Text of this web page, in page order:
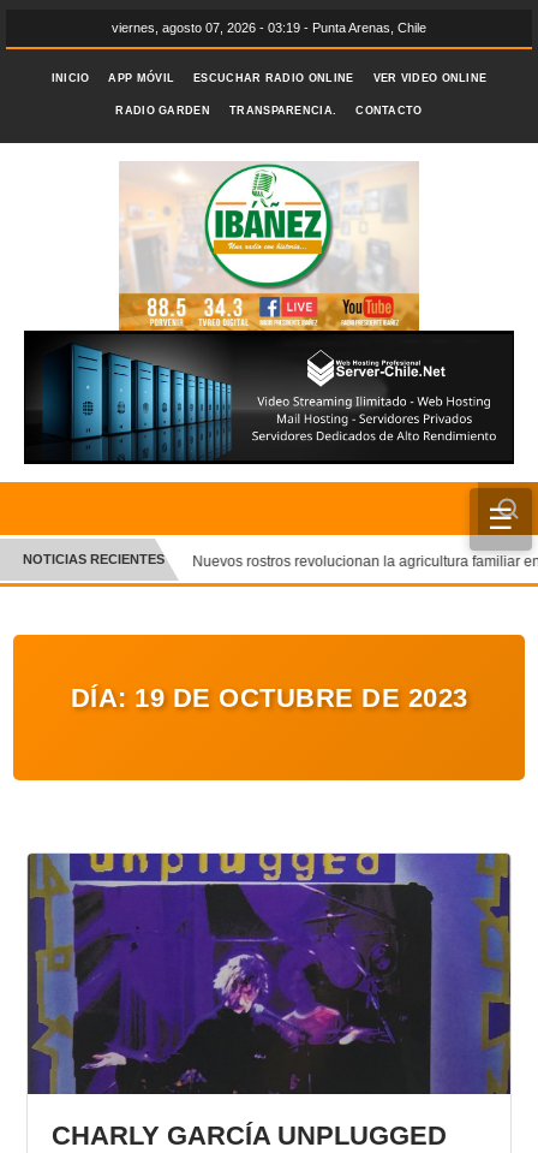
viernes, agosto 07, 2026 - 03:19 - Punta Arenas, Chile
INICIO APP MÓVIL ESCUCHAR RADIO ONLINE VER VIDEO ONLINE
RADIO GARDEN TRANSPARENCIA. CONTACTO
☰
INICIO
CRÓNICA
ENTRETENIMIENTO Y CULTURA
AUDIOS
VIDEOS
GALERIA DE FOTOS
APP MÓVIL
NOTICIAS RECIENTES Nuevos rostros revolucionan la agricultura familiar en
DÍA: 19 DE OCTUBRE DE 2023
CHARLY GARCÍA UNPLUGGED